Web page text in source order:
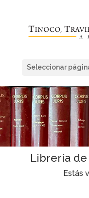
Seleccionar
Librería
Estás